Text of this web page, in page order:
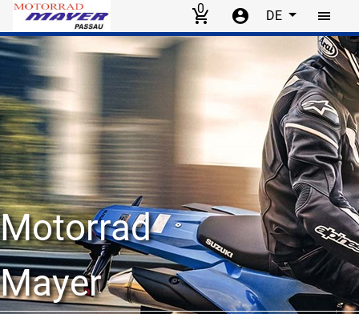
Skip to main content
0 DE
Motorrad
Mayer